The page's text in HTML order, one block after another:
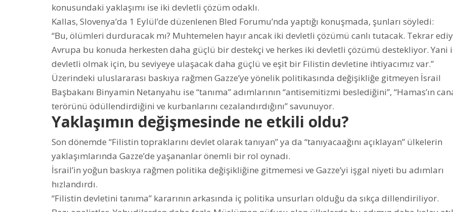
konusundaki yaklaşımı ise iki devletli çözüm odaklı.
Kallas, Slovenya’da 1 Eylül’de düzenlenen Bled Forumu’nda yaptığı konuşmada, şunları söyledi:
“Bu, ölümleri durduracak mı? Muhtemelen hayır ancak iki devletli çözümü canlı tutacak. Tekrar
Avrupa bu konuda herkesten daha güçlü bir destekçi ve herkes iki devletli çözümü destekliyor. Yani
devletli olmak için, bu seviyeye ulaşacak daha güçlü ve eşit bir Filistin devletine ihtiyacımız var.”
Üzerindeki uluslararası baskıya rağmen Gazze’ye yönelik politikasında değişikliğe gitmeyen İsrail
Başbakanı Binyamin Netanyahu ise “tanıma” adımlarının “antisemitizmi beslediğini”, “Hamas’ın
terörünü ödüllendirdiğini ve kurbanlarını cezalandırdığını” savunuyor.
Yaklaşımın değişmesinde ne etkili oldu?
Son dönemde “Filistin topraklarını devlet olarak tanıyan” ya da “tanıyacaağını açıklayan” ülkelerin
yaklaşımlarında Gazze’de yaşananlar önemli bir rol oynadı.
İsrail’in yoğun baskıya rağmen politika değişikliğine gitmemesi ve Gazze’yi işgal niyeti bu adımları
hızlandırdı.
“Filistin devletini tanıma” kararının arkasında iç politika unsurları olduğu da sıkça dillendiriliyor.